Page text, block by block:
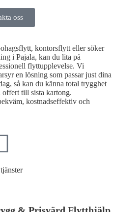
oss
kontorsflytt eller söker
i Pajala, kan du lita på
flyttupplevelse. Vi
en lösning som passar just dina
så kan du känna total trygghet
offert till sista kartong.
kostnadseffektiv och